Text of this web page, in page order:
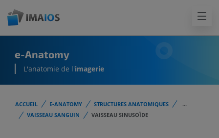
e-Anatomy
L'anatomie de l'imagerie
ACCUEIL E-ANATOMY STRUCTURES ANATOMIQUES
...
VAISSEAU SANGUIN
VAISSEAU SINUSOÏDE